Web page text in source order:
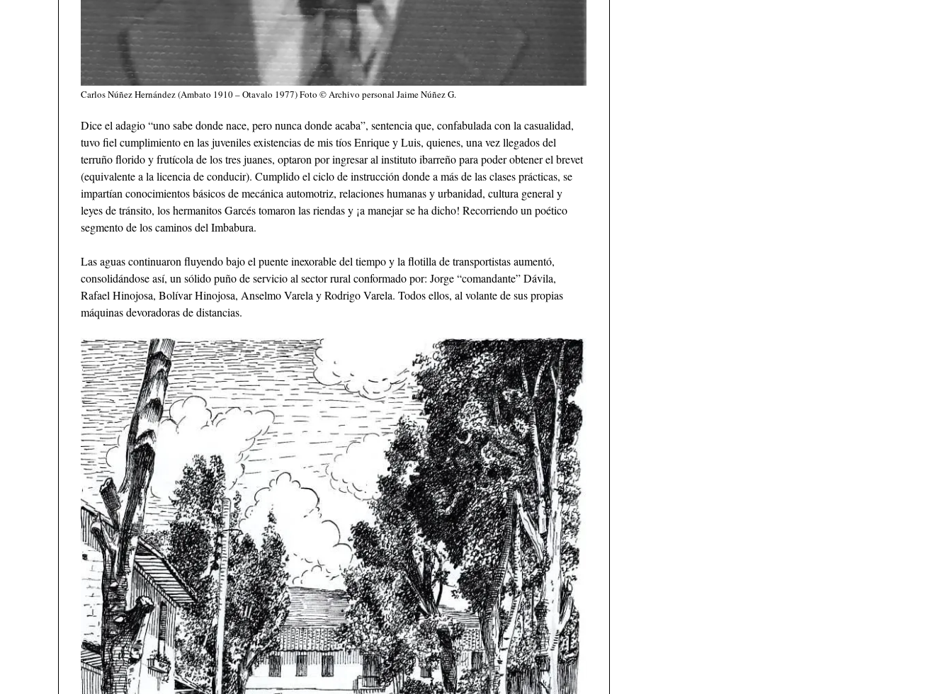
Carlos Núñez Hernández (Ambato 1910 – Otavalo 1977) Foto © Archivo personal Jaime Núñez G.
Dice el adagio “uno sabe donde nace, pero nunca donde acaba”, sentencia que, confabulada con la casualidad,
tuvo fiel cumplimiento en las juveniles existencias de mis tíos Enrique y Luis, quienes, una vez llegados del
terruño florido y frutícola de los tres juanes, optaron por ingresar al instituto ibarreño para poder obtener el brevet
(equivalente a la licencia de conducir). Cumplido el ciclo de instrucción donde a más de las clases prácticas, se
impartían conocimientos básicos de mecánica automotriz, relaciones humanas y urbanidad, cultura general y
leyes de tránsito, los hermanitos Garcés tomaron las riendas y ¡a manejar se ha dicho! Recorriendo un poético
segmento de los caminos del Imbabura.
Las aguas continuaron fluyendo bajo el puente inexorable del tiempo y la flotilla de transportistas aumentó,
consolidándose así, un sólido puño de servicio al sector rural conformado por: Jorge “comandante” Dávila,
Rafael Hinojosa, Bolívar Hinojosa, Anselmo Varela y Rodrigo Varela. Todos ellos, al volante de sus propias
máquinas devoradoras de distancias.